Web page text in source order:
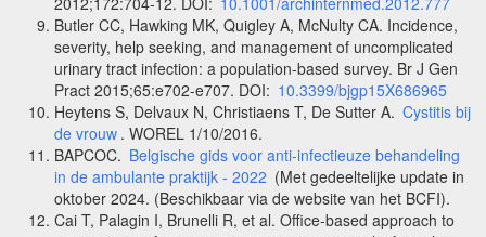
Butler CC, Hawking MK, Quigley A, McNulty CA. Incidence,
severity, help seeking, and management of uncomplicated
urinary tract infection: a population-based survey. Br J Gen
Pract 2015;65:e702-e707. DOI: 10.3399/bjgp15X686965
Heytens S, Delvaux N, Christiaens T, De Sutter A. Cystitis bij
de vrouw . WOREL 1/10/2016.
BAPCOC. Belgische gids voor anti-infectieuze behandeling
in de ambulante praktijk - 2022 (Met gedeeltelijke update in
oktober 2024. (Beschikbaar via de website van het BCFI).
Cai T, Palagin I, Brunelli R, et al. Office-based approach to